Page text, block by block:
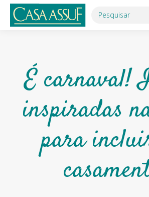
Search:
É carnaval!
inspiradas
para